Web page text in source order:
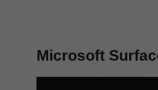
Microsoft